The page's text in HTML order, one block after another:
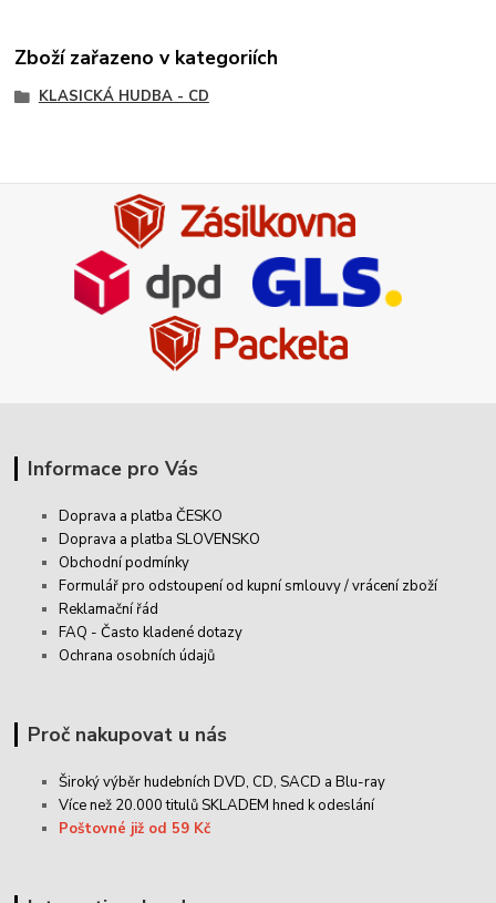
Zboží zařazeno v kategoriích
KLASICKÁ HUDBA - CD
Informace pro Vás
Doprava a platba ČESKO
Doprava a platba SLOVENSKO
Obchodní podmínky
Formulář pro odstoupení od kupní smlouvy / vrácení zboží
Reklamační řád
FAQ - Často kladené dotazy
Ochrana osobních údajů
Proč nakupovat u nás
Široký výběr hudebních DVD, CD,SACD a Blu-ray
Více než 20.000 titulů SKLADEM hned k odeslání
Poštovné již od 59 Kč